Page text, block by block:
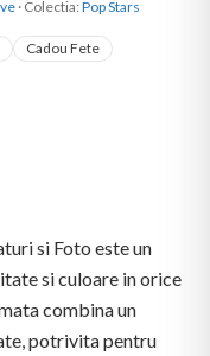
· Colectia: Pop Stars
Cadou Fete
si Foto este un
si culoare in orice
combina un
potrivita pentru